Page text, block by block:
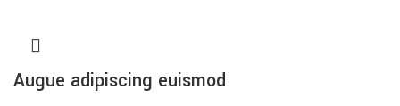
Augue adipiscing euismod